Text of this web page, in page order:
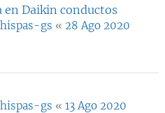
en Daikin conductos
gs « 28 Ago 2020
gs « 13 Ago 2020